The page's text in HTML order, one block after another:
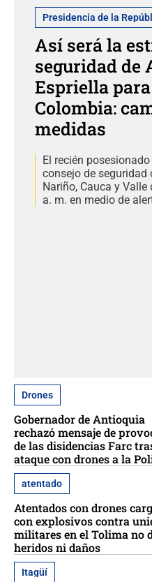
Presidencia de la
Así será la
seguridad de
Espriella
Colombia:
medidas
El recién
consejo de seguridad
Nariño, Cauca y
a. m. en medio de
Drones
Gobernador de Antioquia
rechazó mensaje de
de las disidencias Farc
ataque con drones a la
atentado
Atentados con drones
con explosivos contra
militares en el Tolima no
heridos ni daños
Itagüí